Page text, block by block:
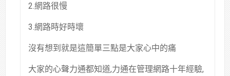
2.網路很慢
3.網路時好時壞
沒有想到就是這簡單三點是大家心中的痛
大家的心聲力通都知道,力通在管理網路十年經驗,